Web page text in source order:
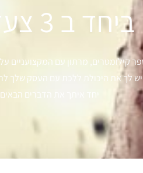
ביחד ב 3 צעדים
קילומטרים, מרתון עם המקצועניים
לך את היכולת ללכת עם העסק שלך
יחד איתך את הדברים הבאים